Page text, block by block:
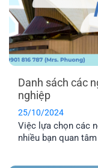
Danh sách các
nghiệp
25/10/2024
Việc lựa chọn các
nhiều bạn quan